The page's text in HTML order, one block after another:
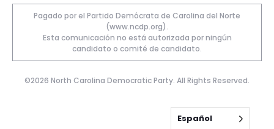
Pagado por el Partido Demócrata de Carolina del Norte
(www.ncdp.org).
Esta comunicación no está autorizada por ningún
candidato o comité de candidato.
©2026 North Carolina Democratic Party. All Rights Reserved.
Español